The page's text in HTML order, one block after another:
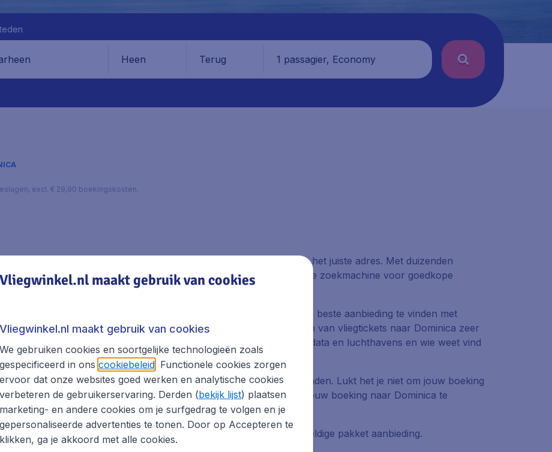
Heen Terug 1 passagier, Economy
excl. € 29,90 boekingskosten.
deze gemakkelijk en veilig boeken dan ben je bij vliegwinkel.nl aan het juiste adres. Met duizenden
luchtvaartmaatschappijen biedt vliegwinkel.nl de meest uitgebreide zoekmachine voor goedkope
luchtvaartmaatschappijen. Dit betekent dat je in staat bent om de beste aanbieding te vinden met
beste uitkomt. Onze zoekmachine maakt het zoeken en vergelijken van vliegtickets naar Dominica zeer
vliegticket aanbieding vindt. Probeer ook eens andere vertrekdata en luchthavens en wie weet vind
naar Dominica.
van te zijn dat je de vlucht met de beste prijsgarantie hebt gevonden. Lukt het je niet om jouw boeking
klantenservice medewerkers staan voor je klaar om vragen over jouw boeking naar Dominica te
hotel en/of huurauto en bespaar op je Dominica reis met een geweldige pakket aanbieding.
Vliegwinkel.nl maakt gebruik van cookies
Vliegwinkel.nl maakt gebruik van cookies
We gebruiken cookies en soortgelijke technologieën zoals
gespecificeerd in ons cookiebeleid. Functionele cookies zorgen
ervoor dat onze websites goed werken en analytische cookies
verbeteren de gebruikerservaring. Derden (bekijk lijst) plaatsen
marketing- en andere cookies om je surfgedrag te volgen en je
gepersonaliseerde advertenties te tonen. Door op Accepteren te
klikken, ga je akkoord met alle cookies.